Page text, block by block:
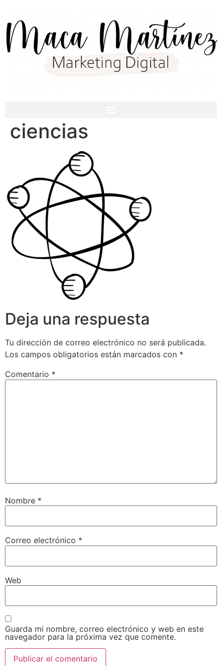
ciencias
Deja una respuesta
Tu dirección de correo electrónico no será publicada.
Los campos obligatorios están marcados con *
Comentario *
Nombre *
Correo electrónico *
Web
Guarda mi nombre, correo electrónico y web en este
navegador para la próxima vez que comente.